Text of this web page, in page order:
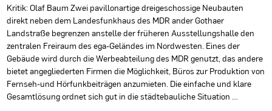
Kritik: Olaf Baum Zwei pavillonartige dreigeschossige Neubauten
direkt neben dem Landesfunkhaus des MDR ander Gothaer
Landstraße begrenzen anstelle der früheren Ausstellungshalle den
zentralen Freiraum des ega-Geländes im Nordwesten. Eines der
Gebäude wird durch die Werbeabteilung des MDR genutzt, das andere
bietet angegliederten Firmen die Möglichkeit, Büros zur Produktion von
Fernseh-und Hörfunkbeiträgen anzumieten. Die einfache und klare
Gesamtlösung ordnet sich gut in die städtebauliche Situation …